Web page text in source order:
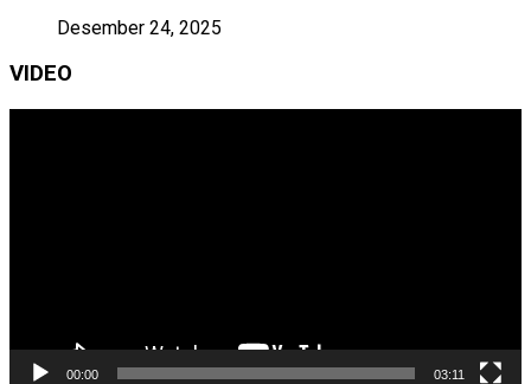
Desember 24, 2025
VIDEO
00:00 03:11